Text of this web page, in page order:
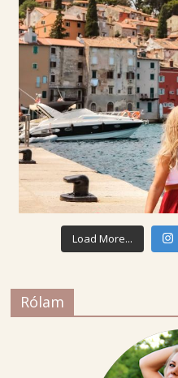
Load More...
Rólam